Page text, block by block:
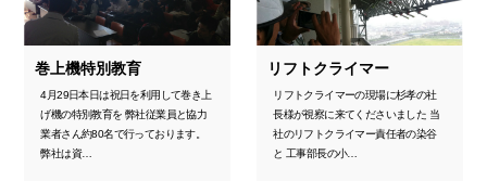
巻上機特別教育
4月29日本日は祝日を利用して巻き上
げ機の特別教育を 弊社従業員と協力
業者さん約80名で行っております。
弊社は資…
リフトクライマー
リフトクライマーの現場に杉孝の社
長様が視察に来てくださいました 当
社のリフトクライマー責任者の染谷
と 工事部長の小…